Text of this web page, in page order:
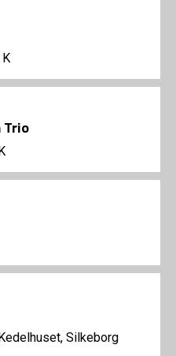
Trio
Silkeborg